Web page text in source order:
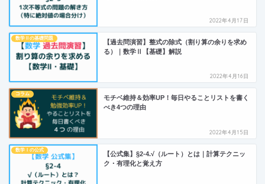
2022年4月17日
数学Ⅱの基礎問題
【過去問演習】整式の除式（割り算の余りを求め
る）｜数学Ⅱ【基礎】解説
2022年4月16日
コラム
モチベ維持＆効率UP！毎日やることリストを書く
べき4つの理由
2022年4月15日
数学Ⅰの公式
【公式集】§2-4.√（ルート）とは｜計算テクニッ
ク・有理化と覚え方